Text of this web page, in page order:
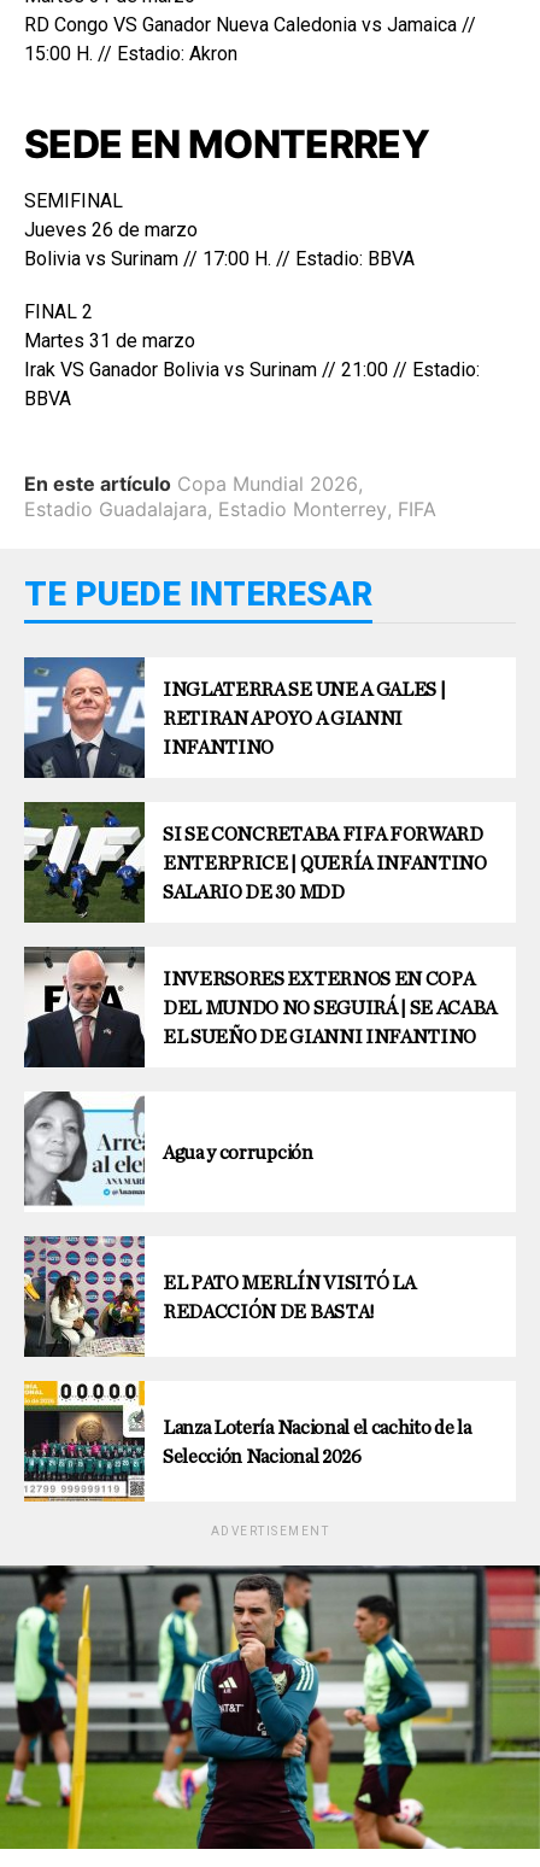
RD Congo VS Ganador Nueva Caledonia vs Jamaica //
15:00 H. // Estadio: Akron
SEDE EN MONTERREY
SEMIFINAL
Jueves 26 de marzo
Bolivia vs Surinam // 17:00 H. // Estadio: BBVA
FINAL 2
Martes 31 de marzo
Irak VS Ganador Bolivia vs Surinam // 21:00 // Estadio:
BBVA
En este artículo Copa Mundial 2026,
Estadio Guadalajara, Estadio Monterrey, FIFA
TE PUEDE INTERESAR
INGLATERRA SE UNE A GALES |
RETIRAN APOYO A GIANNI
INFANTINO
SI SE CONCRETABA FIFA FORWARD
ENTERPRICE | QUERÍA INFANTINO
SALARIO DE 30 MDD
INVERSORES EXTERNOS EN COPA
DEL MUNDO NO SEGUIRÁ | SE ACABA
EL SUEÑO DE GIANNI INFANTINO
Agua y corrupción
EL PATO MERLÍN VISITÓ LA
REDACCIÓN DE BASTA!
Lanza Lotería Nacional el cachito de la
Selección Nacional 2026
ADVERTISEMENT